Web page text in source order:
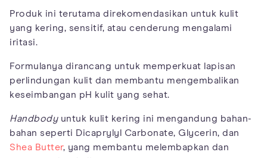
Produk ini terutama direkomendasikan untuk kulit
yang kering, sensitif, atau cenderung mengalami
iritasi.
Formulanya dirancang untuk memperkuat lapisan
perlindungan kulit dan membantu mengembalikan
keseimbangan pH kulit yang sehat.
Handbodyuntuk kulit kering ini mengandung bahan-
bahan seperti Dicaprylyl Carbonate, Glycerin, dan
Shea Butter, yang membantu melembapkan dan